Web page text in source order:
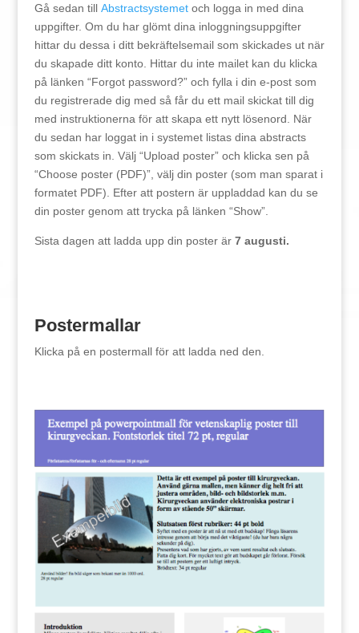
Gå sedan till Abstractsystemetoch logga in med dina
uppgifter. Om du har glömt dina inloggningsuppgifter
hittar du dessa i ditt bekräftelsemail som skickades ut när
du skapade ditt konto. Hittar du inte mailet kan du klicka
på länken “Forgot password?” och fylla i din e-post som
du registrerade dig med så får du ett mail skickat till dig
med instruktionerna för att skapa ett nytt lösenord. När
du sedan har loggat in i systemet listas dina abstracts
som skickats in. Välj “Upload poster” och klicka sen på
“Choose poster (PDF)”, välj din poster (som man sparat i
formatet PDF). Efter att postern är uppladdad kan du se
din poster genom att trycka på länken “Show”.
Sista dagen att ladda upp din poster är 7 augusti.
Postermallar
Klicka på en postermall för att ladda ned den.